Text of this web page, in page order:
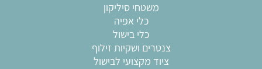
משטחי סיליקון
כלי אפיה
כלי בישול
צנטרים ושקיות זילוף
ציוד מקצועי לבישול